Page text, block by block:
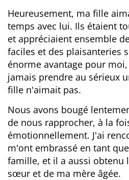
Heureusement, ma fille
temps avec lui. Ils étaient
et appréciaient ensemble
faciles et des plaisanteries
énorme avantage pour
jamais prendre au sérieux
fille n'aimait pas.
Nous avons bougé
de nous rapprocher, à la
émotionnellement. J'ai
m'ont embrassé en tant
famille, et il a aussi obtenu
sœur et de ma mère âgée.